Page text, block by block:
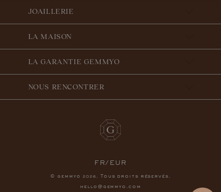
JOAILLERIE
LA MAISON
LA GARANTIE GEMMYO
NOUS RENCONTRER
FR/EUR
© gemmyo 2026 . Tous droits réservés.
hello@gemmyo.com